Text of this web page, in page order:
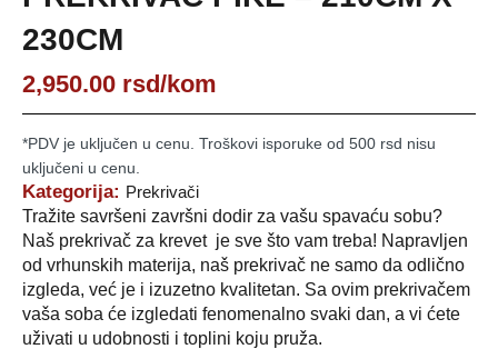
230CM
2,950.00 rsd/kom
*PDV je uključen u cenu. Troškovi isporuke od 500 rsd nisu
uključeni u cenu.
Kategorija: Prekrivači
Tražite savršeni završni dodir za vašu spavaću sobu?
Naš prekrivač za krevet je sve što vam treba! Napravljen
od vrhunskih materija, naš prekrivač ne samo da odlično
izgleda, već je i izuzetno kvalitetan. Sa ovim prekrivačem
vaša soba će izgledati fenomenalno svaki dan, a vi ćete
uživati u udobnosti i toplini koju pruža.